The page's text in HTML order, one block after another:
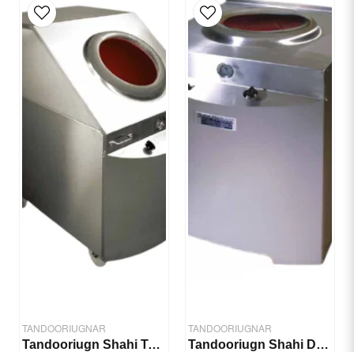
TANDOORIUGNAR
Tandooriugn Shahi Taftoon 1130x1220 mm
TANDOORIUGNAR
Tandooriugn Shahi Deluxe 860x890 mm
email
E-postadress
Ja, ni får publicera min fråga
Skicka fråga